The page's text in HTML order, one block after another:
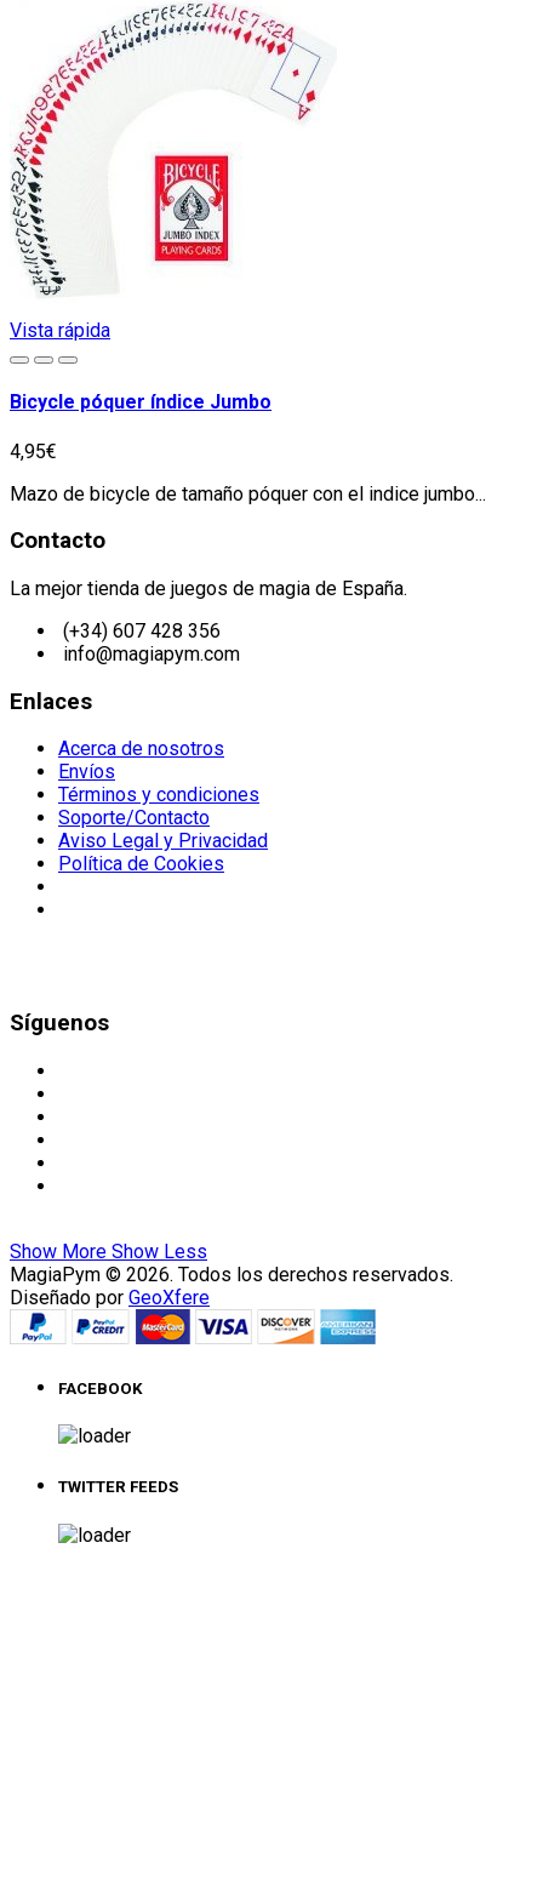
Vista rápida
Bicycle póquer índice Jumbo
4,95€
Mazo de bicycle de tamaño póquer con el indice jumbo...
Contacto
La mejor tienda de juegos de magia de España.
(+34) 607 428 356
info@magiapym.com
Enlaces
Acerca de nosotros
Envíos
Términos y condiciones
Soporte/Contacto
Aviso Legal y Privacidad
Política de Cookies
Síguenos
Show More Show Less
MagiaPym © 2026. Todos los derechos reservados.
Diseñado por GeoXfere
FACEBOOK
TWITTER FEEDS